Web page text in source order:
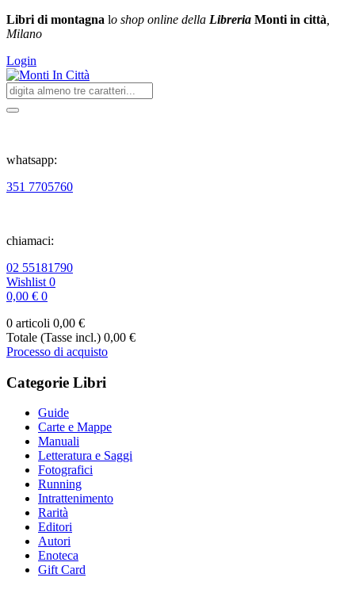
Libri di montagna lo shop online della Libreria Monti in città
Milano
Login
whatsapp:
351 7705760
chiamaci:
02 55181790
Wishlist 0
0,00 € 0
0 articoli 0,00 €
Totale (Tasse incl.) 0,00 €
Processo di acquisto
Categorie Libri
Guide
Carte e Mappe
Manuali
Letteratura e Saggi
Fotografici
Running
Intrattenimento
Rarità
Editori
Autori
Enoteca
Gift Card